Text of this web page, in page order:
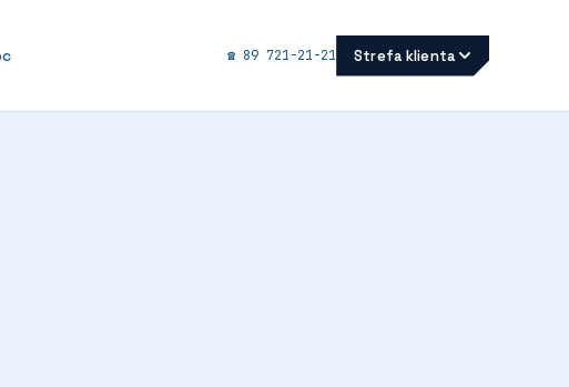
☎ 89 721-21-21 Strefa klienta